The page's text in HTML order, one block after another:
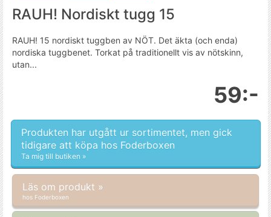
RAUH! Nordiskt tugg 15
RAUH! 15 nordiskt tuggben av NÖT. Det äkta (och enda)
nordiska tuggbenet. Torkat på traditionellt vis av nötskinn,
utan...
59:-
Produkten har utgått ur sortimentet, men gick
tidigare att köpa hos Foderboxen
Ta mig till butiken »
Läs om produkt »
hos Foderboxen